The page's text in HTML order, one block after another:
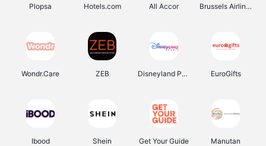
Plopsa Hotels.com All Accor Brussels Airlines
Wondr.Care ZEB Disneyland Paris EuroGifts
Ibood Shein Get Your Guide Manutan